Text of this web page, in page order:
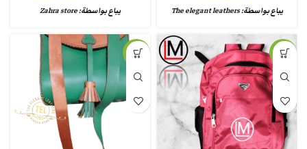
يباع بواسطة:The elegant leathers يباع بواسطة:Zahra store
-45%
-38%